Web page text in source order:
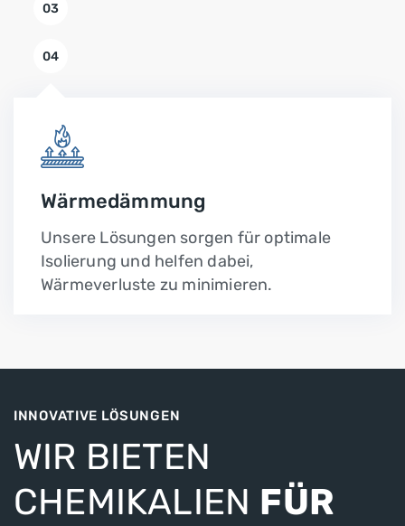
03
04
Wärmedämmung
Unsere Lösungen sorgen für optimale
Isolierung und helfen dabei,
Wärmeverluste zu minimieren.
INNOVATIVE LÖSUNGEN
WIR BIETEN
CHEMIKALIEN FÜR